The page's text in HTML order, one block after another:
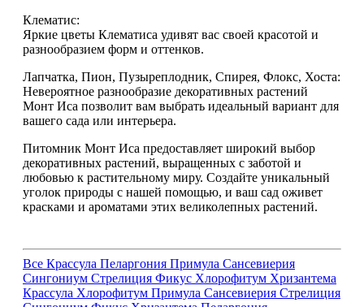
Клематис:
Яркие цветы Клематиса удивят вас своей красотой и
разнообразием форм и оттенков.
Лапчатка, Пион, Пузыреплодник, Спирея, Флокс, Хоста:
Невероятное разнообразие декоративных растений
Монт Иса позволит вам выбрать идеальный вариант для
вашего сада или интерьера.
Питомник Монт Иса предоставляет широкий выбор
декоративных растений, выращенных с заботой и
любовью к растительному миру. Создайте уникальный
уголок природы с нашей помощью, и ваш сад оживет
красками и ароматами этих великолепных растений.
Все Крассула Пеларгония Примула Сансевиерия
Сингониум Стрелиция Фикус Хлорофитум Хризантема
Крассула Хлорофитум Примула Сансевиерия Стрелиция